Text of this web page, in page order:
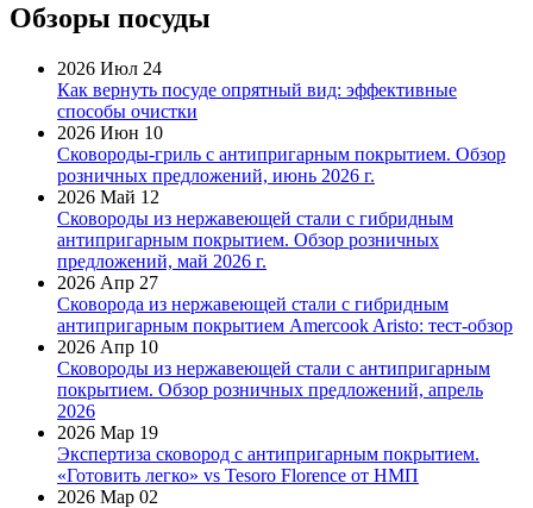
Обзоры посуды
2026 Июл 24
Как вернуть посуде опрятный вид: эффективные
способы очистки
2026 Июн 10
Сковороды-гриль с антипригарным покрытием. Обзор
розничных предложений, июнь 2026 г.
2026 Май 12
Сковороды из нержавеющей стали с гибридным
антипригарным покрытием. Обзор розничных
предложений, май 2026 г.
2026 Апр 27
Сковорода из нержавеющей стали с гибридным
антипригарным покрытием Amercook Aristo: тест-обзор
2026 Апр 10
Сковороды из нержавеющей стали с антипригарным
покрытием. Обзор розничных предложений, апрель
2026
2026 Мар 19
Экспертиза сковород с антипригарным покрытием.
«Готовить легко» vs Tesoro Florence от НМП
2026 Мар 02